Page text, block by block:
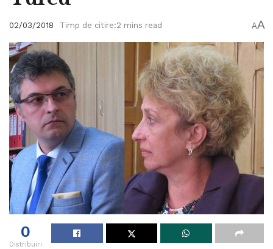
02/03/2018 Timp de citire:2 mins read AA
0
Distribuiri